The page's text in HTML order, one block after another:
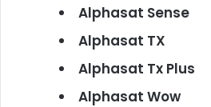
Alphasat Sense
Alphasat TX
Alphasat Tx Plus
Alphasat Wow